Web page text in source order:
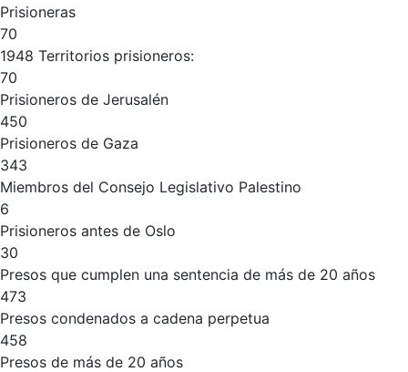
Prisioneras
70
1948 Territorios prisioneros:
70
Prisioneros de Jerusalén
450
Prisioneros de Gaza
343
Miembros del Consejo Legislativo Palestino
6
Prisioneros antes de Oslo
30
Presos que cumplen una sentencia de más de 20 años
473
Presos condenados a cadena perpetua
458
Presos de más de 20 años